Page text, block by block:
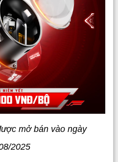
mở bán vào ngày
2025